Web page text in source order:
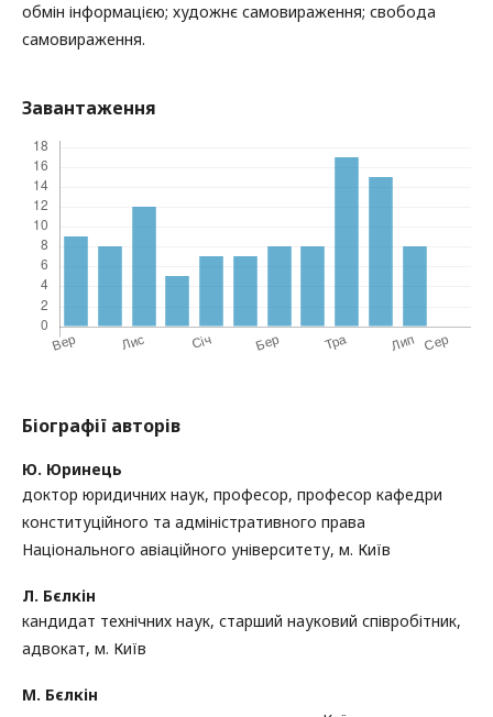
обмін інформацією; художнє самовираження; свобода
самовираження.
Завантаження
Біографії авторів
Ю. Юринець
доктор юридичних наук, професор, професор кафедри
конституційного та адміністративного права
Національного авіаційного університету, м. Київ
Л. Бєлкін
кандидат технічних наук, старший науковий співробітник,
адвокат, м. Київ
М. Бєлкін